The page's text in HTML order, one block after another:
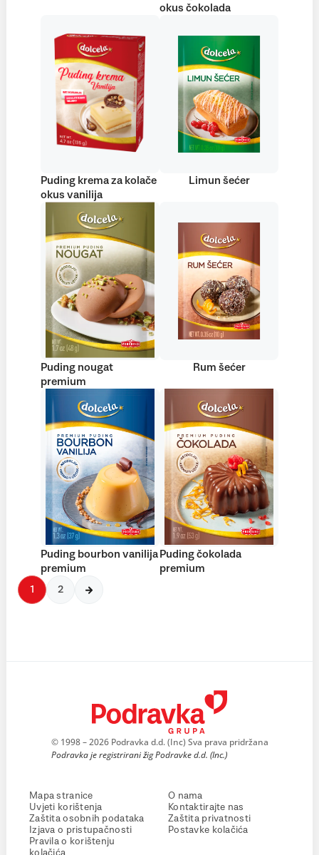
okus čokolada
Puding krema za kolače
okus vanilija
Limun šećer
Puding nougat
premium
Rum šećer
Puding bourbon vanilija
premium
Puding čokolada
premium
1 2
© 1998 – 2026 Podravka d.d. (Inc) Sva prava pridržana
Podravka je registrirani žig Podravke d.d. (Inc.)
Mapa stranice
Uvjeti korištenja
Zaštita osobnih podataka
Izjava o pristupačnosti
Pravila o korištenju
kolačića
O nama
Kontaktirajte nas
Zaštita privatnosti
Postavke kolačića